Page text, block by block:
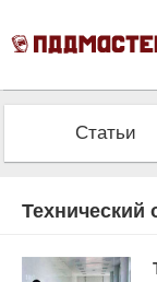
Статьи
Альманах
Проверить
Технический